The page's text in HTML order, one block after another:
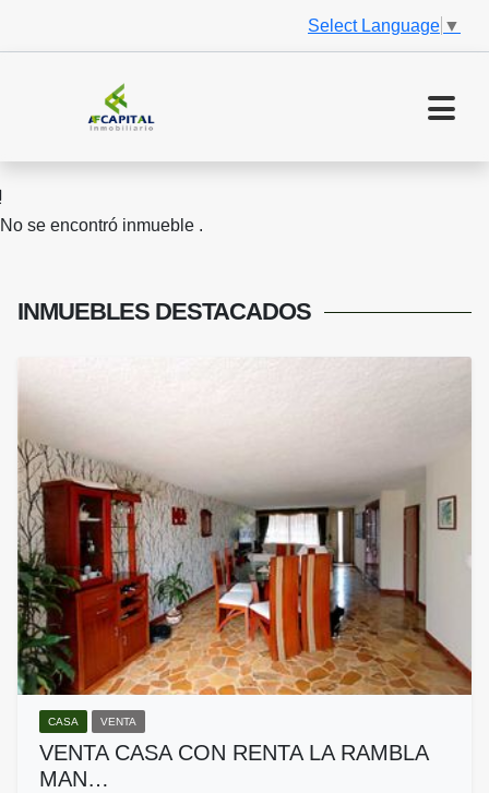
Select Language ▼
No se encontró inmueble .
INMUEBLES DESTACADOS
CASA VENTA
VENTA CASA CON RENTA LA RAMBLA
MAN…